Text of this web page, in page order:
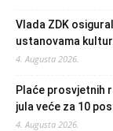
Vlada ZDK
ustanovama
4. Augusta 2026.
Plaće prosvjetnih
jula veće za 10
4. Augusta 2026.